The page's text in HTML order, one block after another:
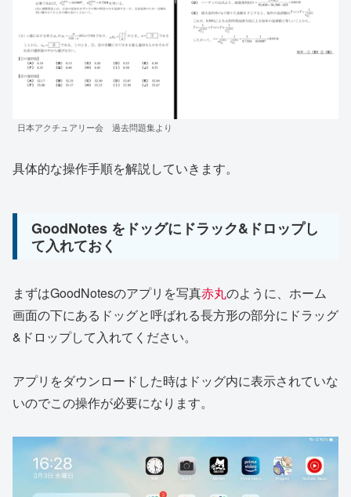
日本アクチュアリー会 過去問題集より
具体的な操作手順を解説していきます。
GoodNotes をドッグにドラック&ドロップし
て入れておく
まずはGoodNotesのアプリを写真赤丸のように、ホーム
画面の下にあるドッグと呼ばれる長方形の部分にドラッグ
&ドロップして入れてください。
アプリをダウンロードした時はドッグ内に表示されていな
いのでこの操作が必要になります。